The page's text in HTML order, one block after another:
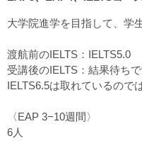
大学院進学を目指して、学
渡航前のIELTS：IELTS5.0
受講後のIELTS：結果待ち
IELTS6.5は取れているので
〈EAP 3−10週間〉
6人